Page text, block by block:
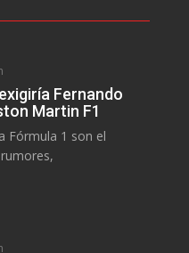
Fernando
Martin F1
Fórmula 1 son el